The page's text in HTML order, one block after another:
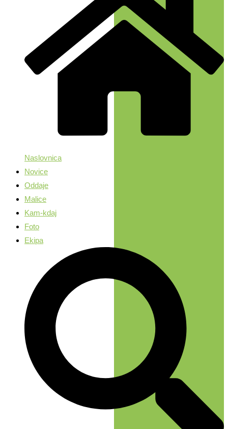
Naslovnica
Novice
Oddaje
Malice
Kam-kdaj
Foto
Ekipa